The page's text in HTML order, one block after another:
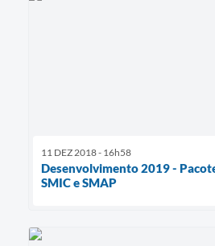
11 DEZ 2018 - 16h58
Desenvolvimento 2019 -
SMIC e SMAP